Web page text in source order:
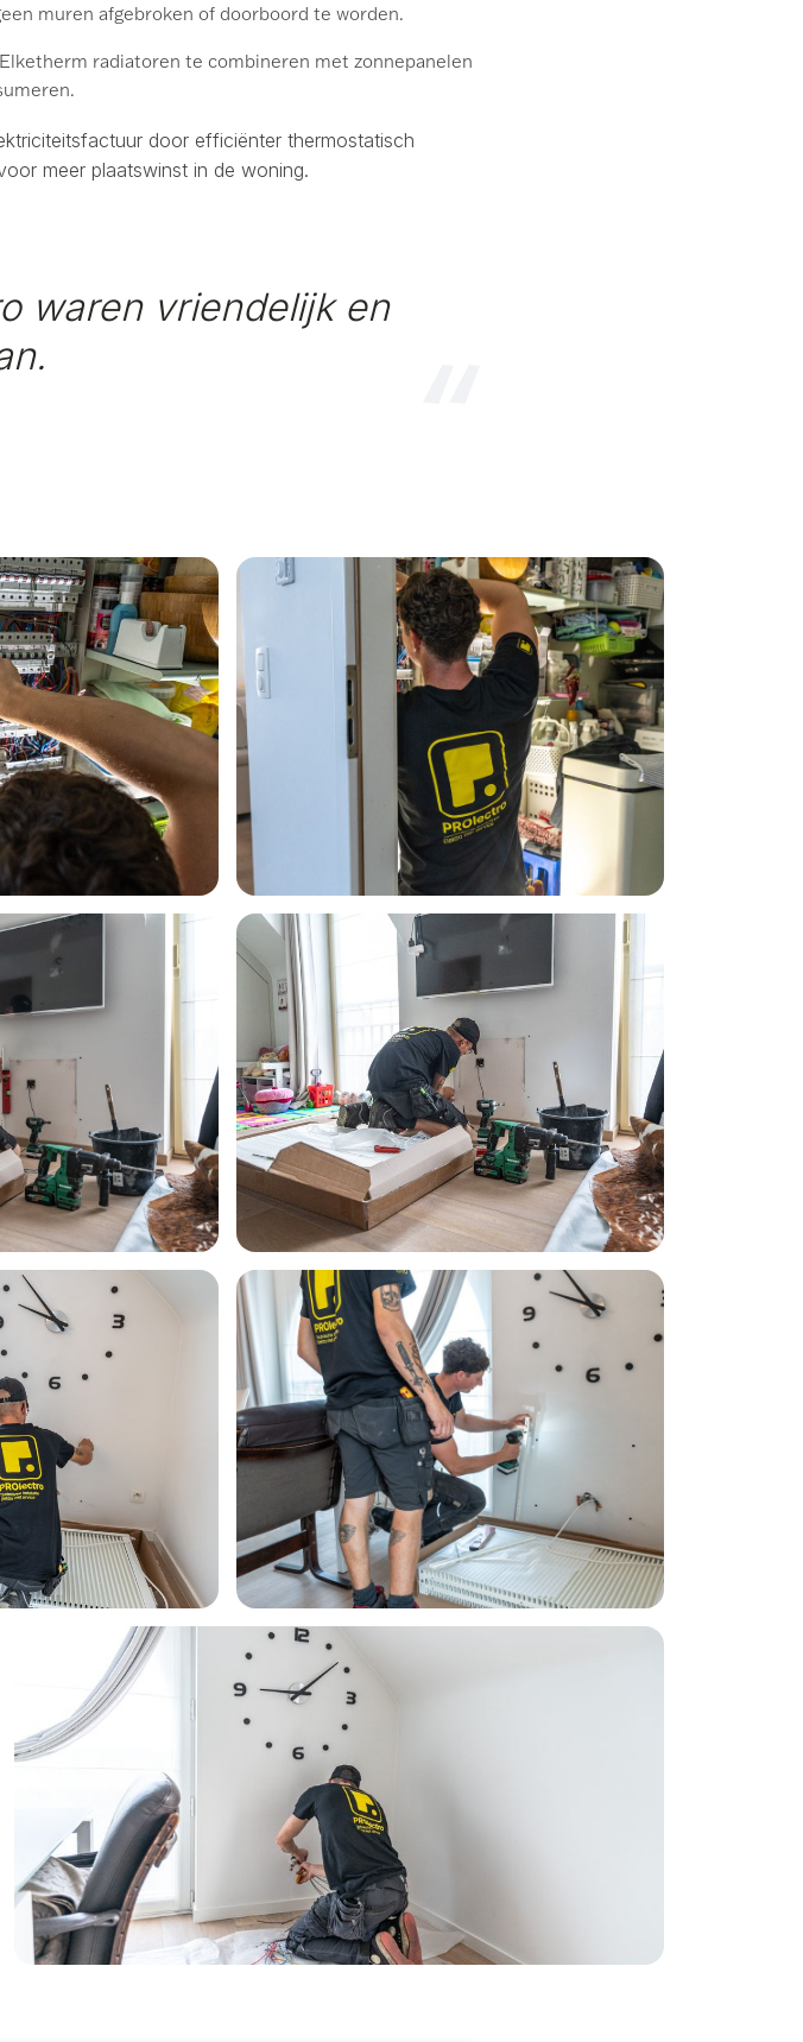
muren afgebroken of doorboord te worden.
radiatoren te combineren met zonnepanelen
door efficiënter thermostatisch
meer plaatswinst in de woning.
waren vriendelijk en